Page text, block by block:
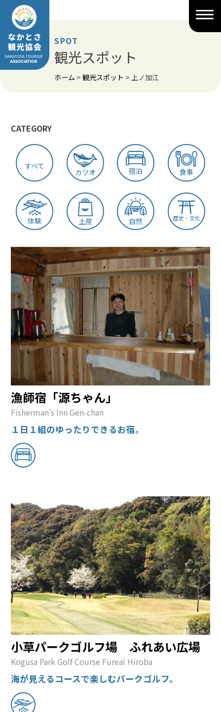
Skip
content
SPOT
観光スポット
ホーム > 観光スポット > 上ノ加江
CATEGORY
すべて
カツオ 宿泊 食事
体験 土産 自然 歴史・文化
漁師宿「源ちゃん」
Fisherman's Inn Gen-chan
１日１組のゆったりできるお宿。
小草パークゴルフ場 ふれあい広場
Kogusa Park Golf Course Fureai Hiroba
海が見えるコースで楽しむパークゴルフ。